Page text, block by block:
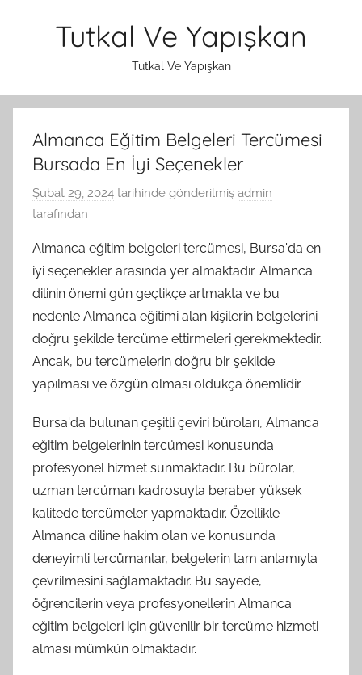
Tutkal Ve Yapışkan
Tutkal Ve Yapışkan
Almanca Eğitim Belgeleri Tercümesi
Bursada En İyi Seçenekler
Şubat 29, 2024 tarihinde gönderilmiş admin
tarafından
Almanca eğitim belgeleri tercümesi, Bursa'da en
iyi seçenekler arasında yer almaktadır. Almanca
dilinin önemi gün geçtikçe artmakta ve bu
nedenle Almanca eğitimi alan kişilerin belgelerini
doğru şekilde tercüme ettirmeleri gerekmektedir.
Ancak, bu tercümelerin doğru bir şekilde
yapılması ve özgün olması oldukça önemlidir.
Bursa'da bulunan çeşitli çeviri büroları, Almanca
eğitim belgelerinin tercümesi konusunda
profesyonel hizmet sunmaktadır. Bu bürolar,
uzman tercüman kadrosuyla beraber yüksek
kalitede tercümeler yapmaktadır. Özellikle
Almanca diline hakim olan ve konusunda
deneyimli tercümanlar, belgelerin tam anlamıyla
çevrilmesini sağlamaktadır. Bu sayede,
öğrencilerin veya profesyonellerin Almanca
eğitim belgeleri için güvenilir bir tercüme hizmeti
alması mümkün olmaktadır.